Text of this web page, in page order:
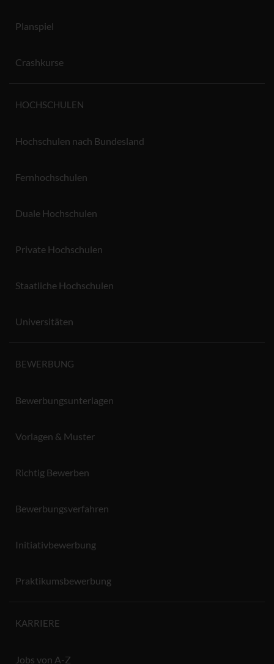
Planspiel
Crashkurse
HOCHSCHULEN
Hochschulen nach Bundesland
Fernhochschulen
Duale Hochschulen
Private Hochschulen
Staatliche Hochschulen
Universitäten
BEWERBUNG
Bewerbungsunterlagen
Vorlagen & Muster
Richtig Bewerben
Bewerbungsverfahren
Initiativbewerbung
Praktikumsbewerbung
KARRIERE
Jobs von A-Z